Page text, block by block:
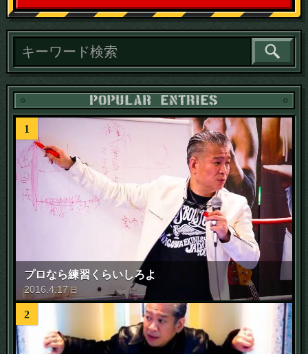
読
1
プロなら練習くらいしろよ
2016.4.17 日
2